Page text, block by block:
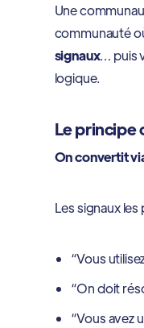
Une
communauté
signaux… puis
logique.
Le principe
On convertit
Les signaux les
“Vous
“On doit
“Vous avez